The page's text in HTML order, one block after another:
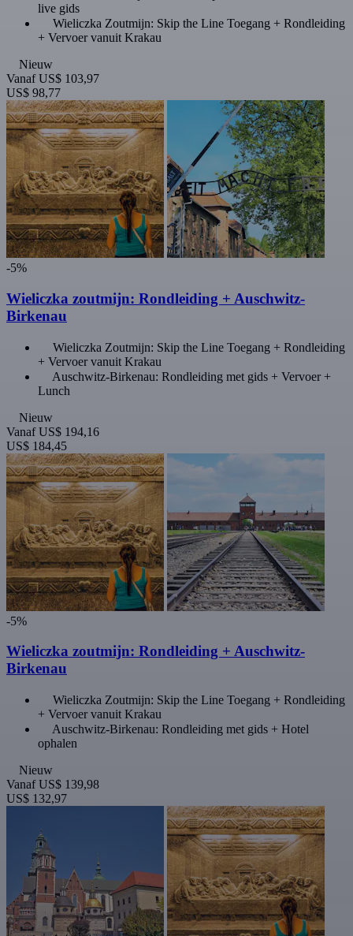
live gids
Wieliczka Zoutmijn: Skip the Line Toegang + Rondleiding
+ Vervoer vanuit Krakau
Nieuw
Vanaf US$ 103,97
US$ 98,77
-5%
Wieliczka zoutmijn: Rondleiding + Auschwitz-
Birkenau
Wieliczka Zoutmijn: Skip the Line Toegang + Rondleiding
+ Vervoer vanuit Krakau
Auschwitz-Birkenau: Rondleiding met gids + Vervoer +
Lunch
Nieuw
Vanaf US$ 194,16
US$ 184,45
-5%
Wieliczka zoutmijn: Rondleiding + Auschwitz-
Birkenau
Wieliczka Zoutmijn: Skip the Line Toegang + Rondleiding
+ Vervoer vanuit Krakau
Auschwitz-Birkenau: Rondleiding met gids + Hotel
ophalen
Nieuw
Vanaf US$ 139,98
US$ 132,97